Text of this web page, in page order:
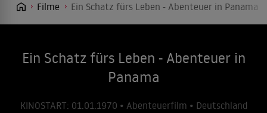
Filme Ein Schatz fürs Leben - Abenteuer in Panama
Ein Schatz fürs Leben - Abenteuer in
Panama
KINOSTART: 01.01.1970 • Abenteuerfilm • Deutschland